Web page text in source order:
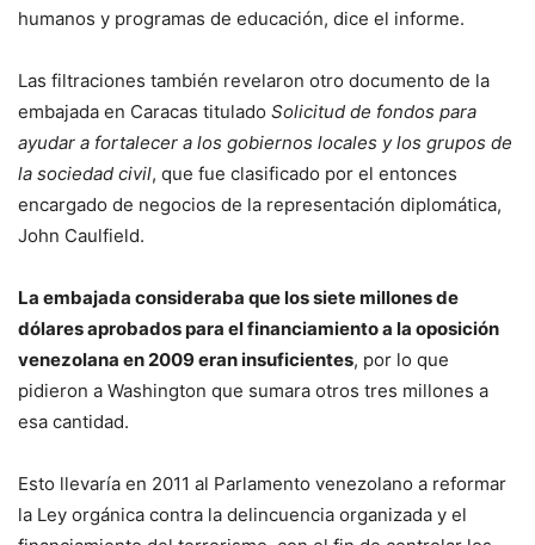
humanos y programas de educación, dice el informe.
Las filtraciones también revelaron otro documento de la
embajada en Caracas titulado Solicitud de fondos para
ayudar a fortalecer a los gobiernos locales y los grupos de
la sociedad civil, que fue clasificado por el entonces
encargado de negocios de la representación diplomática,
John Caulfield.
La embajada consideraba que los siete millones de
dólares aprobados para el financiamiento a la oposición
venezolana en 2009 eran insuficientes, por lo que
pidieron a Washington que sumara otros tres millones a
esa cantidad.
Esto llevaría en 2011 al Parlamento venezolano a reformar
la Ley orgánica contra la delincuencia organizada y el